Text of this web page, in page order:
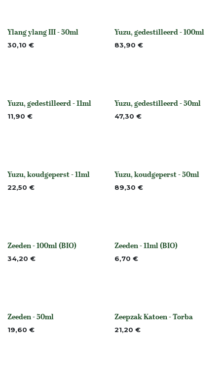
None
Ylang ylang III - 50ml
30,10 € None
Yuzu, gedestilleerd - 100ml
83,90 €
None
Yuzu, gedestilleerd - 11ml
11,90 € None
Yuzu, gedestilleerd - 50ml
47,30 €
None
Yuzu, koudgeperst - 11ml
22,50 € None
Yuzu, koudgeperst - 50ml
89,30 €
None
Zeeden - 100ml (BIO)
34,20 € Niet op voorraad
Zeeden - 11ml (BIO)
6,70 €
None
Zeeden - 50ml
19,60 € Niet op voorraad
Zeepzak Katoen - Torba
21,20 €